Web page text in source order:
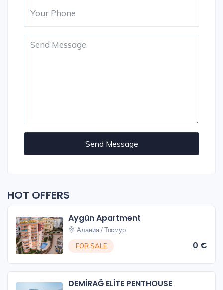
Send Message
HOT OFFERS
Aygün Apartment
Алания / Тосмур
FOR SALE
0 €
DEMİRAĞ ELİTE PENTHOUSE